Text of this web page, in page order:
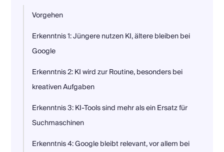
Vorgehen
Erkenntnis 1: Jüngere nutzen KI, ältere bleiben bei
Google
Erkenntnis 2: KI wird zur Routine, besonders bei
kreativen Aufgaben
Erkenntnis 3: KI-Tools sind mehr als ein Ersatz für
Suchmaschinen
Erkenntnis 4: Google bleibt relevant, vor allem bei